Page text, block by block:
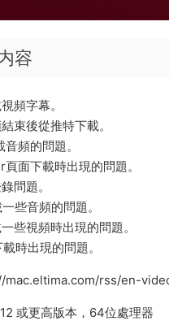
容
頻字幕。
束後從推特下載。
頻的問題。
面下載時出現的問題。
問題。
些音頻的問題。
些視頻時出現的問題。
時出現的問題。
mac.eltima.com/rss/en-
或更高版本，64位處理器